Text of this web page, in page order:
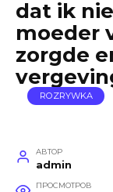
dat ik
moeder
zorgde
ROZRYWKA
АВТОР
admin
ПРОСМОТРОВ